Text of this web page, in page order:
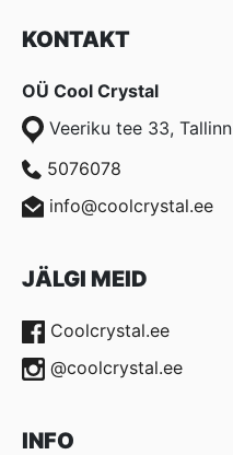
KONTAKT
OÜ Cool Crystal
Veeriku tee 33, Tallinn
5076078
info@coolcrystal.ee
JÄLGI MEID
Coolcrystal.ee
@coolcrystal.ee
INFO